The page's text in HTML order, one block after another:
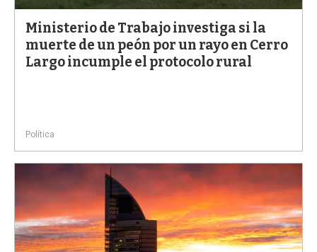
Ministerio de Trabajo investiga si la
muerte de un peón por un rayo en Cerro
Largo incumple el protocolo rural
Política